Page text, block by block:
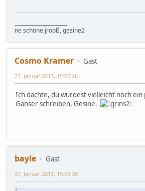
ne schöne jrooß, gesine2
Cosmo Kramer
Gast
27. Januar 2013, 15:02:26
Ich dachte, du würdest vielleicht noch ein
Ganser schreiben, Gesine.
bayle
Gast
27. Januar 2013, 15:05:36